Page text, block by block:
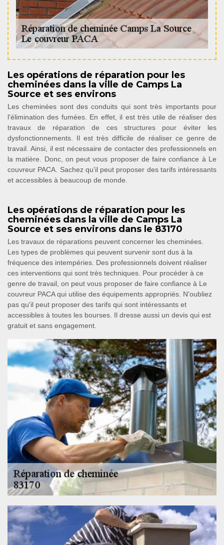
Les opérations de réparation pour les
cheminées dans la ville de Camps La
Source et ses environs
Les cheminées sont des conduits qui sont très importants pour
l'élimination des fumées. En effet, il est très utile de réaliser des
travaux de réparation de ces structures pour éviter les
dysfonctionnements. Il est très difficile de réaliser ce genre de
travail. Ainsi, il est nécessaire de contacter des professionnels en
la matière. Donc, on peut vous proposer de faire confiance à Le
couvreur PACA. Sachez qu'il peut proposer des tarifs intéressants
et accessibles à beaucoup de monde.
Les opérations de réparation pour les
cheminées dans la ville de Camps La
Source et ses environs dans le 83170
Les travaux de réparations peuvent concerner les cheminées.
Les types de problèmes qui peuvent survenir sont dus à la
fréquence des intempéries. Des professionnels doivent réaliser
ces interventions qui sont très techniques. Pour procéder à ce
genre de travail, on peut vous proposer de faire confiance à Le
couvreur PACA qui utilise des équipements appropriés. N'oubliez
pas qu'il peut proposer des tarifs qui sont intéressants et
accessibles à toutes les bourses. Il dresse aussi un devis qui est
gratuit et sans engagement.